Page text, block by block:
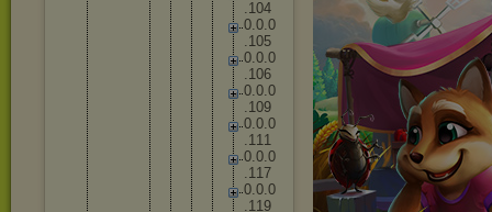
.104
0.0.0
.105
0.0.0
.106
0.0.0
.109
0.0.0
.111
0.0.0
.117
0.0.0
.119